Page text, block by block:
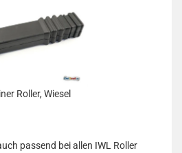
Roller, Wiesel
passend bei allen IWL Roller